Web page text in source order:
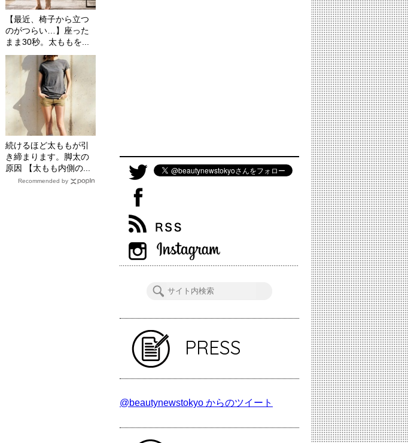
【最近、椅子から立つ
のがつらい…】座った
まま30秒。太ももを...
続けるほど太ももが引
き締まります。脚太の
原因 【太もも内側の...
Recommended by
PRESS
@beautynewstokyo からのツイート